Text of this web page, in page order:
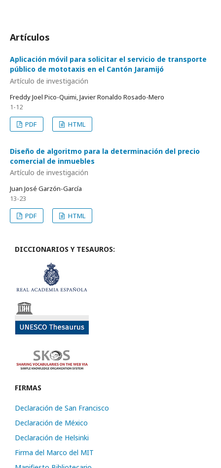
Artículos
Aplicación móvil para solicitar el servicio de transporte
público de mototaxis en el Cantón Jaramijó
Artículo de investigación
Freddy Joel Pico-Quimi, Javier Ronaldo Rosado-Mero
1-12
PDF
HTML
Diseño de algoritmo para la determinación del precio
comercial de inmuebles
Artículo de investigación
Juan José Garzón-García
13-23
PDF
HTML
DICCIONARIOS Y TESAUROS:
FIRMAS
Declaración de San Francisco
Declaración de México
Declaración de Helsinki
Firma del Marco del MIT